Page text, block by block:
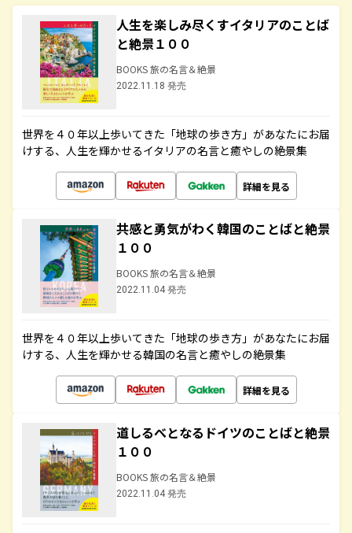
人生を楽しみ尽くすイタリアのことば
と絶景１００
BOOKS 旅の名言＆絶景
2022.11.18 発売
世界を４０年以上歩いてきた「地球の歩き方」があなたにお届
けする、人生を輝かせるイタリアの名言と癒やしの絶景集
詳細を見る
共感と勇気がわく韓国のことばと絶景
１００
BOOKS 旅の名言＆絶景
2022.11.04 発売
世界を４０年以上歩いてきた「地球の歩き方」があなたにお届
けする、人生を輝かせる韓国の名言と癒やしの絶景集
詳細を見る
道しるべとなるドイツのことばと絶景
１００
BOOKS 旅の名言＆絶景
2022.11.04 発売